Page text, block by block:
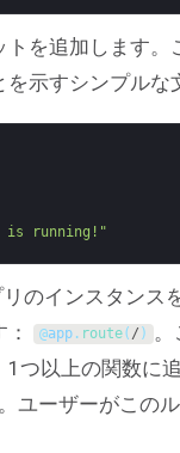
を追加します
示すシンプル
is running!"
のインスタン
@app. route(/ ) 。
つ以上の関数に
ユーザーがこの